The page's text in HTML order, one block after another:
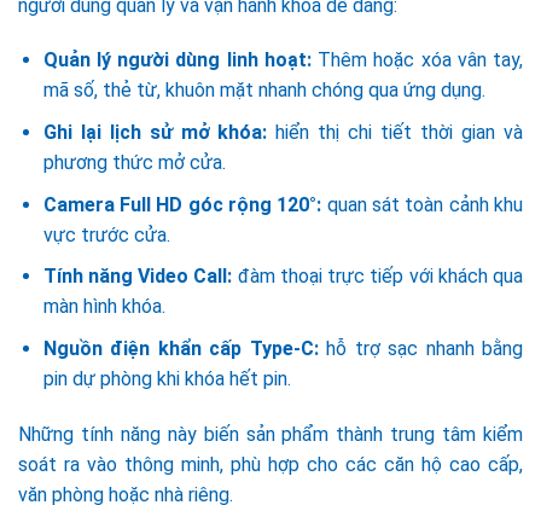
người dùng quản lý và vận hành khóa dễ dàng:
Quản lý người dùng linh hoạt:Thêm hoặc xóa vân tay,
mã số, thẻ từ, khuôn mặt nhanh chóng qua ứng dụng.
Ghi lại lịch sử mở khóa: hiển thị chi tiết thời gian và
phương thức mở cửa.
Camera Full HD góc rộng 120°: quan sát toàn cảnh khu
vực trước cửa.
Tính năng Video Call: đàm thoại trực tiếp với khách qua
màn hình khóa.
Nguồn điện khẩn cấp Type-C:hỗ trợ sạc nhanh bằng
pin dự phòng khi khóa hết pin.
Những tính năng này biến sản phẩm thành trung tâm kiểm
soát ra vào thông minh, phù hợp cho các căn hộ cao cấp,
văn phòng hoặc nhà riêng.